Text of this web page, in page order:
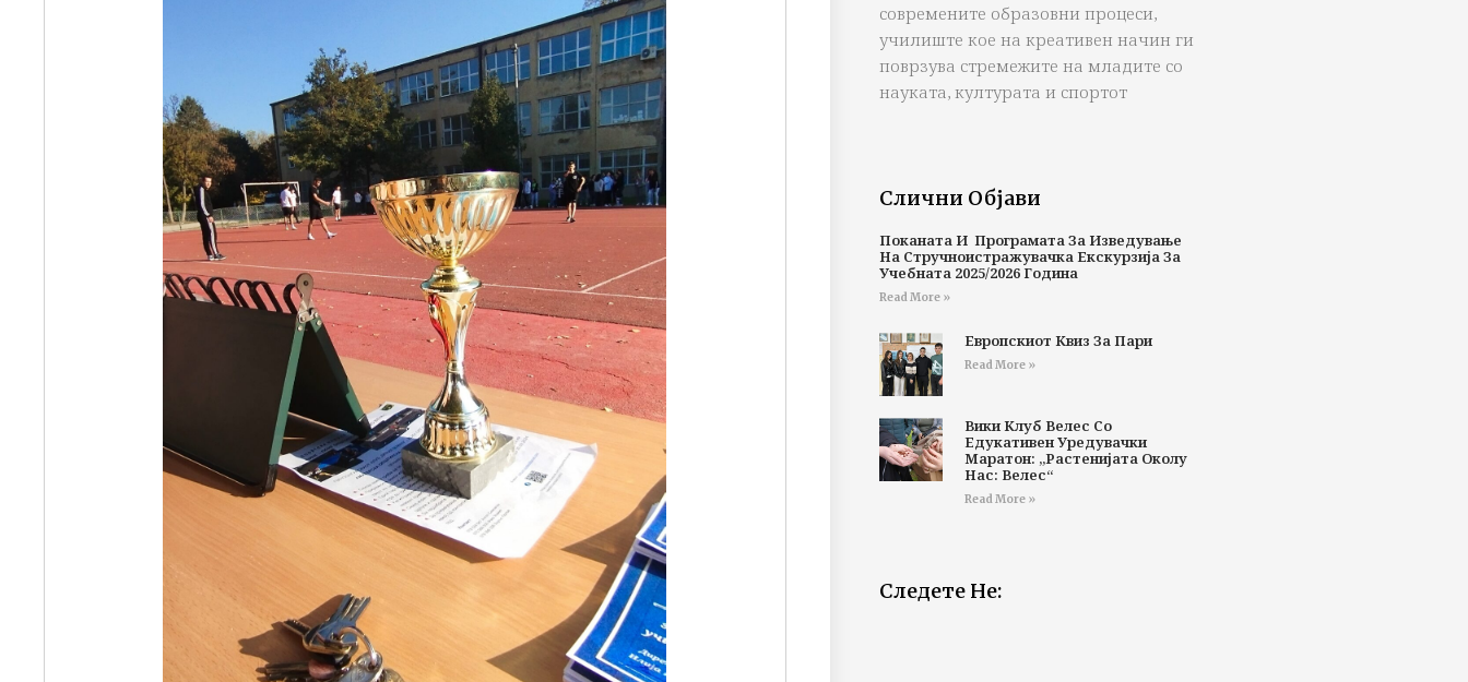
современите образовни процеси,
училиште кое на креативен начин ги
поврзува стремежите на младите со
науката, културата и спортот
Слични Објави
Поканата И Програмата За Изведување
На Стручноистражувачка Екскурзија За
Учебната 2025/2026 Година
Read More »
Европскиот Квиз За Пари
Read More »
Вики Клуб Велес Со
Едукативен Уредувачки
Маратон: „Растенијата Околу
Нас: Велес“
Read More »
Следете Не: